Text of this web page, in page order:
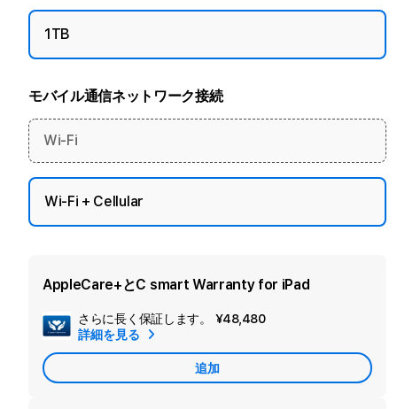
1TB
モバイル通信ネットワーク接続
Wi-Fi
Wi-Fi + Cellular
AppleCare+とC smart Warranty for iPad
さらに長く保証します。 ¥48,480
詳細を見る
追加